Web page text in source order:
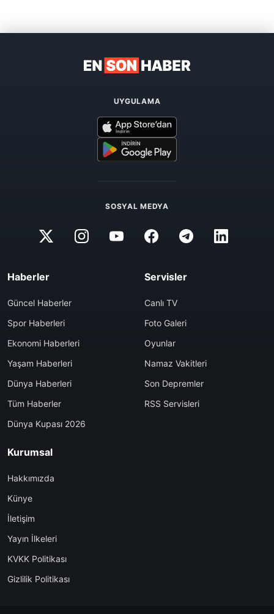
UYGULAMA
SOSYAL MEDYA
Haberler
Güncel Haberler
Spor Haberleri
Ekonomi Haberleri
Yaşam Haberleri
Dünya Haberleri
Tüm Haberler
Dünya Kupası 2026
Servisler
Canlı TV
Foto Galeri
Oyunlar
Namaz Vakitleri
Son Depremler
RSS Servisleri
Kurumsal
Hakkımızda
Künye
İletişim
Yayın İlkeleri
KVKK Politikası
Gizlilik Politikası